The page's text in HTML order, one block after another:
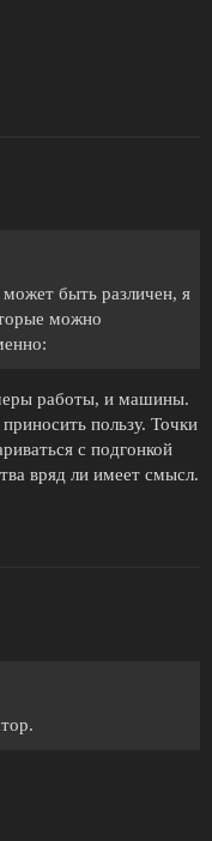
быть различен, я
можно
работы, и машины.
пользу. Точки
с подгонкой
вряд ли имеет смысл.